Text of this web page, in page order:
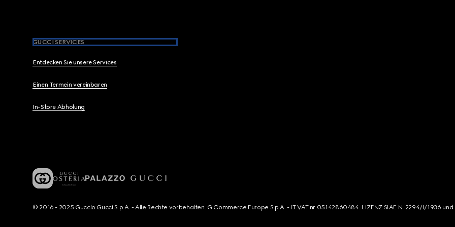
GUCCI SERVICES
Entdecken Sie unsere Services
Einen Termein vereinbaren
In-Store Abholung
© 2016 - 2025 Guccio Gucci S.p.A. - Alle Rechte vorbehalten. G Commerce Europe S.p.A. - IT VAT nr 05142860484. LIZENZ SIAE N. 2294/I/1936